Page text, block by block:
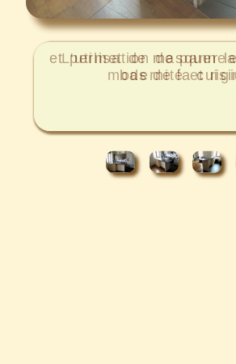
et permet de masquer
bas de la